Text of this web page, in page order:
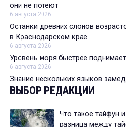
они не потеют
6 августа 2026
Останки древних слонов
в Краснодарском крае
6 августа 2026
Уровень моря быстрее
6 августа 2026
Знание нескольких языков
ВЫБОР РЕДАКЦИИ
Что такое тайфун
разница между